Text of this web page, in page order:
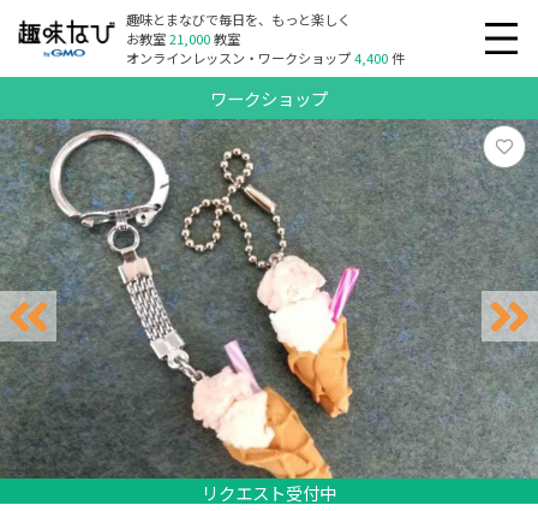
趣味とまなびで毎日を、もっと楽しく
お教室21,000教室
オンラインレッスン・ワークショップ4,400件
ワークショップ
リクエスト受付中
リクエスト受付中
リクエスト受付中
リクエスト受付中
リクエスト受付中